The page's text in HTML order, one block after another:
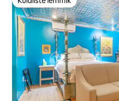
Külaliste lemmik